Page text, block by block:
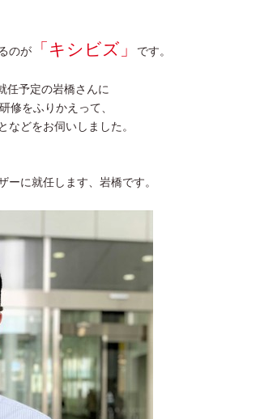
のが 「キシビズ」 です。
任予定の岩橋さんに
修をふりかえって、
どをお伺いしました。
に就任します、岩橋です。